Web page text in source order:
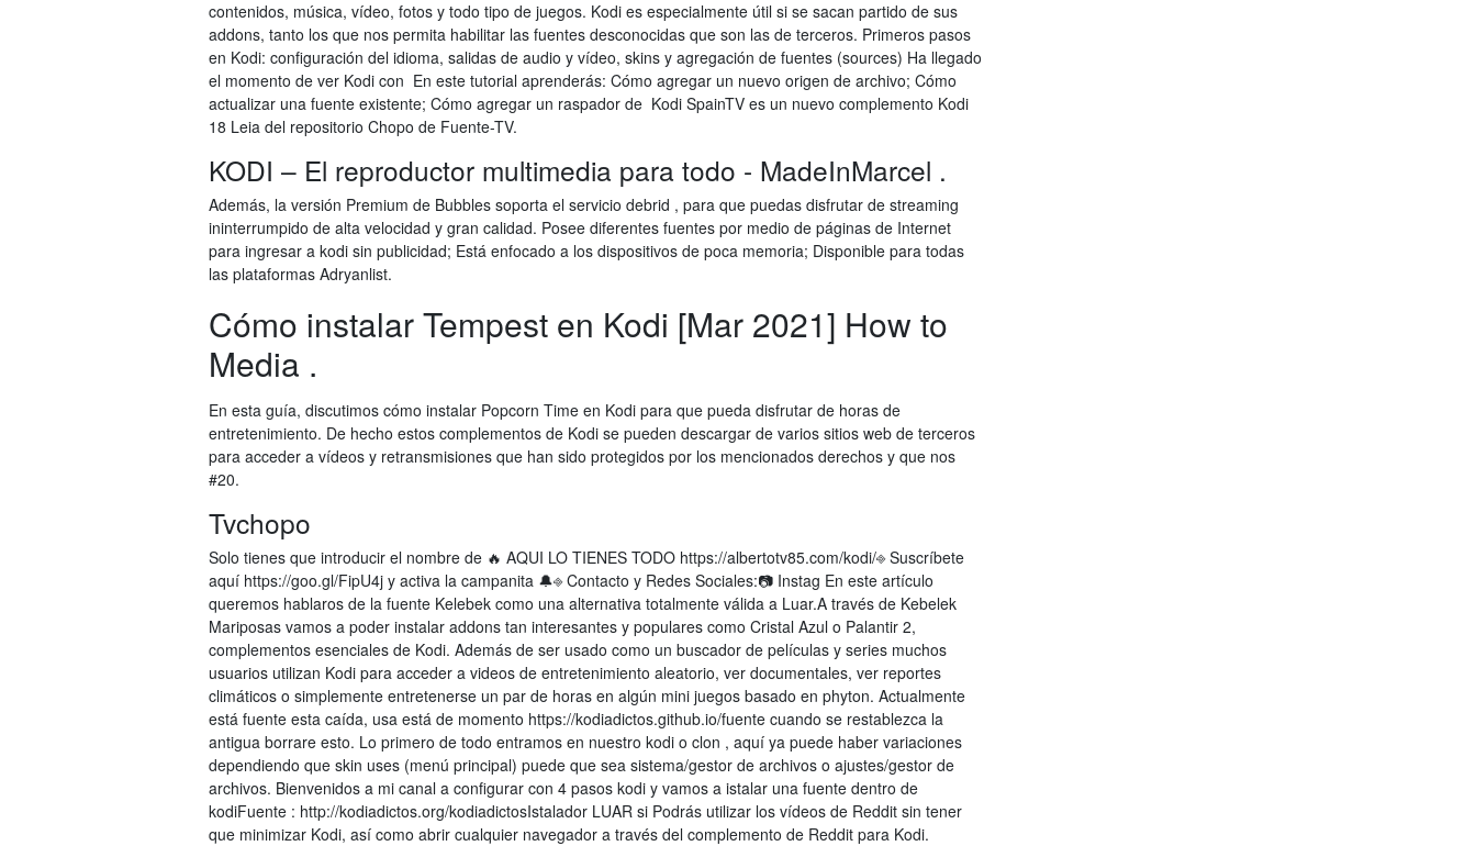
contenidos, música, vídeo, fotos y todo tipo de juegos. Kodi es especialmente útil si se sacan partido de sus
addons, tanto los que nos permita habilitar las fuentes desconocidas que son las de terceros. Primeros pasos
en Kodi: configuración del idioma, salidas de audio y vídeo, skins y agregación de fuentes (sources) Ha llegado
el momento de ver Kodi con En este tutorial aprenderás: Cómo agregar un nuevo origen de archivo; Cómo
actualizar una fuente existente; Cómo agregar un raspador de Kodi SpainTV es un nuevo complemento Kodi
18 Leia del repositorio Chopo de Fuente-TV.
KODI – El reproductor multimedia para todo - MadeInMarcel .
Además, la versión Premium de Bubbles soporta el servicio debrid , para que puedas disfrutar de streaming
ininterrumpido de alta velocidad y gran calidad. Posee diferentes fuentes por medio de páginas de Internet
para ingresar a kodi sin publicidad; Está enfocado a los dispositivos de poca memoria; Disponible para todas
las plataformas Adryanlist.
Cómo instalar Tempest en Kodi [Mar 2021] How to
Media .
En esta guía, discutimos cómo instalar Popcorn Time en Kodi para que pueda disfrutar de horas de
entretenimiento. De hecho estos complementos de Kodi se pueden descargar de varios sitios web de terceros
para acceder a vídeos y retransmisiones que han sido protegidos por los mencionados derechos y que nos
#20.
Tvchopo
Solo tienes que introducir el nombre de 🔥 AQUI LO TIENES TODO https://albertotv85.com/kodi/⎆ Suscríbete
aquí https://goo.gl/FipU4j y activa la campanita 🔔⎆ Contacto y Redes Sociales:📷 Instag En este artículo
queremos hablaros de la fuente Kelebek como una alternativa totalmente válida a Luar.A través de Kebelek
Mariposas vamos a poder instalar addons tan interesantes y populares como Cristal Azul o Palantir 2,
complementos esenciales de Kodi. Además de ser usado como un buscador de películas y series muchos
usuarios utilizan Kodi para acceder a videos de entretenimiento aleatorio, ver documentales, ver reportes
climáticos o simplemente entretenerse un par de horas en algún mini juegos basado en phyton. Actualmente
está fuente esta caída, usa está de momento https://kodiadictos.github.io/fuente cuando se restablezca la
antigua borrare esto. Lo primero de todo entramos en nuestro kodi o clon , aquí ya puede haber variaciones
dependiendo que skin uses (menú principal) puede que sea sistema/gestor de archivos o ajustes/gestor de
archivos. Bienvenidos a mi canal a configurar con 4 pasos kodi y vamos a istalar una fuente dentro de
kodiFuente : http://kodiadictos.org/kodiadictosIstalador LUAR si Podrás utilizar los vídeos de Reddit sin tener
que minimizar Kodi, así como abrir cualquier navegador a través del complemento de Reddit para Kodi.